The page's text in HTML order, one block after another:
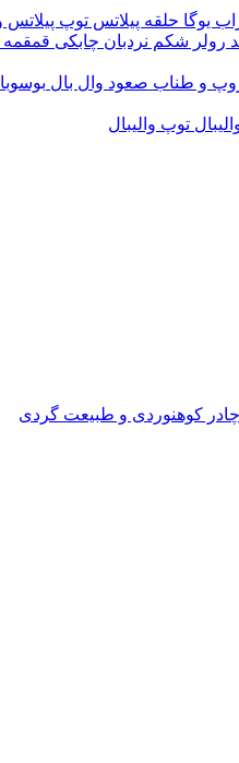
یوگا حلقه پیلاتس توپ پیلاتس
رولر شکم نردبان چابکی
و طناب صعود وال بال
توپ والیبال
چادر کوهنوردی و طبیعت گردی